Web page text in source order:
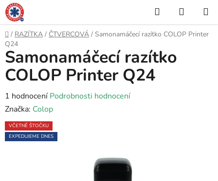
Přejít
na
obsah
Hledat
KOŠÍK
Domů
/ RAZÍTKA / ČTVERCOVÁ / Samonamáčecí razítko COLOP Printer
Q24
Samonamáčecí razítko
COLOP Printer Q24
Průměrné
hodnocení
produktu
je
1 hodnocení Podrobnosti hodnocení
Značka: Colop
VČETNĚ ŠTOČKU
EXPEDUJEME DNES